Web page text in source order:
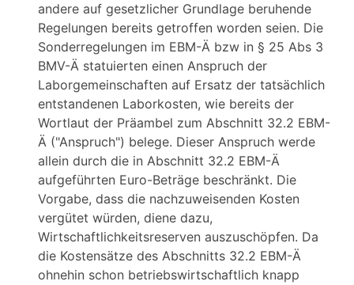
andere auf gesetzlicher Grundlage beruhende
Regelungen bereits getroffen worden seien. Die
Sonderregelungen im EBM-Ä bzw in § 25 Abs 3
BMV-Ä statuierten einen Anspruch der
Laborgemeinschaften auf Ersatz der tatsächlich
entstandenen Laborkosten, wie bereits der
Wortlaut der Präambel zum Abschnitt 32.2 EBM-
Ä ("Anspruch") belege. Dieser Anspruch werde
allein durch die in Abschnitt 32.2 EBM-Ä
aufgeführten Euro-Beträge beschränkt. Die
Vorgabe, dass die nachzuweisenden Kosten
vergütet würden, diene dazu,
Wirtschaftlichkeitsreserven auszuschöpfen. Da
die Kostensätze des Abschnitts 32.2 EBM-Ä
ohnehin schon betriebswirtschaftlich knapp